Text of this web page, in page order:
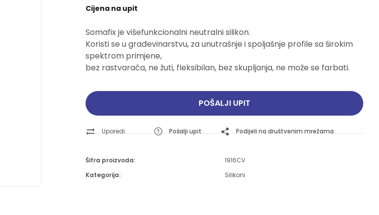
Pogledajte ponudu
Brusne trake i ploče
Pogledajte ponudu
Pogledajte ponudu
Brusne trake i ploče
Pogledajte ponudu
Cijena na upit
Somafix je višefunkcionalni neutralni silikon.
Koristi se u građevinarstvu, za unutrašnje i spoljašnje profile sa širokim
spektrom primjene,
bez rastvarača, ne žuti, fleksibilan, bez skupljanja, ne može se farbati.
POŠALJI UPIT
Uporedi Pošalji upit Podijeli na društvenim mrežama
Šifra proizvoda:
1916CV
Kategorija:
Silikoni